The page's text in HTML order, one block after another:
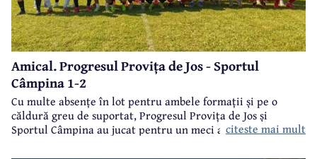
Amical. Progresul Provița de Jos - Sportul
Câmpina 1-2
Cu multe absențe în lot pentru ambele formații și pe o
căldură greu de suportat, Progresul Provița de Jos și
Sportul Câmpina au jucat pentru un meci amical.citeste mai mult